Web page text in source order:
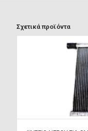
Σχετικά προϊόντα